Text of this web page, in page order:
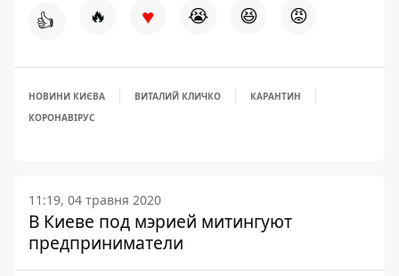
👍 🔥 ♥ 😭 😆 😡
НОВИНИ КИЄВА ВИТАЛИЙ КЛИЧКО
КАРАНТИН
КОРОНАВІРУС
11:19, 04 травня 2020
В Киеве под мэрией митингуют
предприниматели